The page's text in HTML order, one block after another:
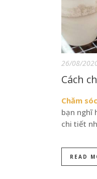
26/08/
Cách
Chăm
bạn nghĩ
chi tiết
READ